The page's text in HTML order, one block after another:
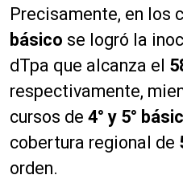
Precisamente, en los
básico se logró la
dTpa que alcanza el
respectivamente,
cursos de 4° y 5°
cobertura regional de
orden.